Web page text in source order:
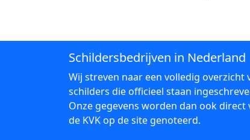
Schildersbedrijven in Nederland
Wij streven naar een volledig overzicht
schilders die officieel staan
Onze gegevens worden dan ook direct
de KVK op de site genoteerd.